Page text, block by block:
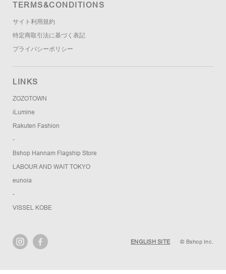
TERMS&CONDITIONS
サイト利用規約
特定商取引法に基づく表記
プライバシーポリシー
LINKS
ZOZOTOWN
iLumine
Rakuten Fashion
-
Bshop Hannam Flagship Store
LABOUR AND WAIT TOKYO
eunoia
-
VISSEL KOBE
ENGLISH SITE © Bshop Inc.